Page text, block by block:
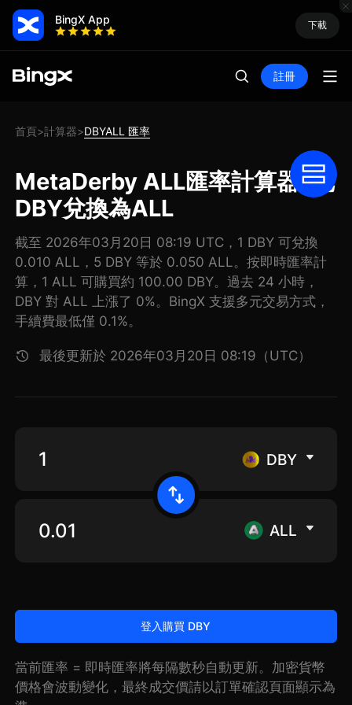
BingX App 下載
註冊
首頁>計算器>DBYALL 匯率
MetaDerby ALL匯率計算器: 把
DBY兌換為ALL
截至 2026年03月20日 08:19 UTC，1 DBY 可兌換
0.010 ALL，5 DBY 等於 0.050 ALL。按即時匯率計
算，1 ALL 可購買約 100.00 DBY。過去 24 小時，
DBY 對 ALL 上漲了 0%。BingX 支援多元交易方式，
手續費最低僅 0.1%。
最後更新於 2026年03月20日 08:19（UTC）
DBY
ALL
登入購買 DBY
當前匯率 = 即時匯率將每隔數秒自動更新。加密貨幣
價格會波動變化，最終成交價請以訂單確認頁面顯示為